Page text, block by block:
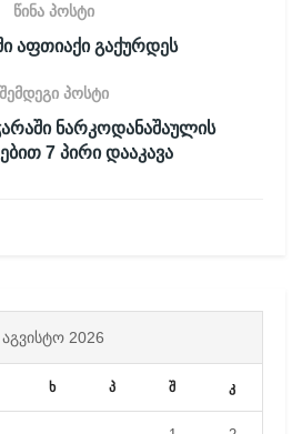
წინა პოსტი
აფთიაქი გაქურდეს
შემდეგი პოსტი
ნარკოდანაშაულის
7 პირი დააკავა
ᲐᲒᲕᲘᲡᲢᲝ 2026
ხ პ შ კ